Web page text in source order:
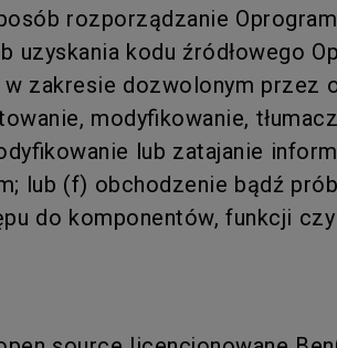
rozporządzanie
kodu źródłowego
zakresie dozwolonym przez
modyfikowanie,
lub zatajanie
lub (f) obchodzenie bądź
do komponentów, funkcji